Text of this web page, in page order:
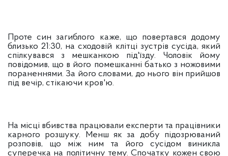
Проте син загиблого каже, що повертався додому
близько 21:30, на сходовій клітці зустрів сусіда, який
спілкувався з мешканкою під'їзду. Чоловік йому
повідомив, що в його помешканні батько з ножовими
пораненнями. За його словами, до нього він прийшов
під вечір, стікаючи кров'ю.
На місці вбивства працювали експерти та працівники
карного розшуку. Менш як за добу підозрюваний
розповів, що між ним та його сусідом виникла
суперечка на політичну тему. Спочатку кожен свою